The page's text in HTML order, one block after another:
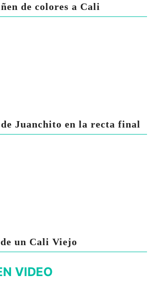
de colores a Cali
Juanchito en la recta final
un Cali Viejo
VIDEO